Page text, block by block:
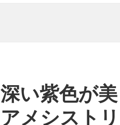
深い紫色が
アメシスト